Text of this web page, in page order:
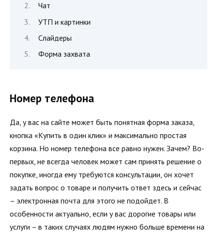
Чат
УТП и картинки
Слайдеры
Форма захвата
Номер телефона
Да, у вас на сайте может быть понятная форма заказа,
кнопка «Купить в один клик» и максимально простая
корзина. Но номер телефона все равно нужен. Зачем? Во-
первых, не всегда человек может сам принять решение о
покупке, иногда ему требуются консультации, он хочет
задать вопрос о товаре и получить ответ здесь и сейчас
– электронная почта для этого не подойдет. В
особенности актуально, если у вас дорогие товары или
услуги – в таких случаях людям нужно больше времени на